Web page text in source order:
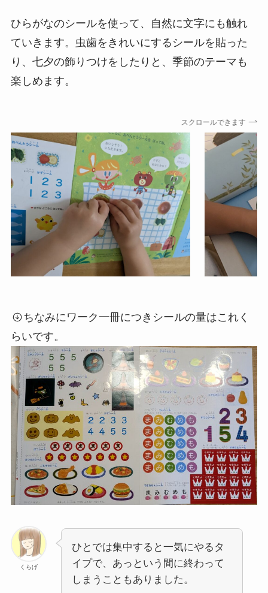
ひらがなのシールを使って、自然に文字にも触れ
ていきます。虫歯をきれいにするシールを貼った
り、七夕の飾りつけをしたりと、季節のテーマも
楽しめます。
スクロールできます
ちなみにワーク一冊につきシールの量はこれく
らいです。
くらげ
ひとでは集中すると一気にやるタ
イプで、あっという間に終わって
しまうこともありました。